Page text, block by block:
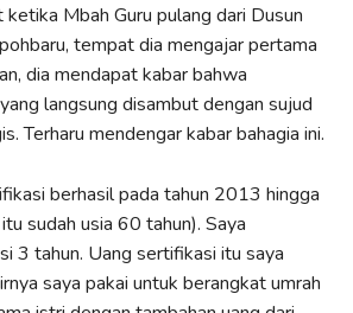
Mbah Guru pulang dari Dusun
tempat dia mengajar pertama
dia mendapat kabar bahwa
langsung disambut dengan sujud
Terharu mendengar kabar bahagia ini.
berhasil pada tahun 2013 hingga
sudah usia 60 tahun). Saya
3 tahun. Uang sertifikasi itu saya
saya pakai untuk berangkat umrah